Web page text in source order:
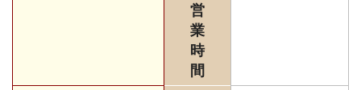
営
業
時
間